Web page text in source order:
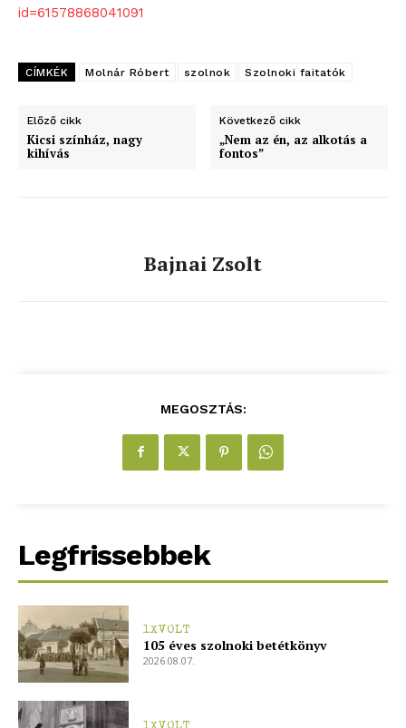
id=61578868041091
CÍMKÉK Molnár Róbert szolnok Szolnoki faitatók
Előző cikk
Kicsi színház, nagy
kihívás
Következő cikk
„Nem az én, az alkotás a
fontos”
Bajnai Zsolt
MEGOSZTÁS:
Legfrissebbek
1XVOLT
105 éves szolnoki betétkönyv
2026.08.07.